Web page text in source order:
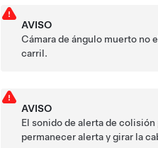
AVISO
Cámara de ángulo muerto no
carril.
AVISO
El sonido de alerta de
permanecer alerta y girar la